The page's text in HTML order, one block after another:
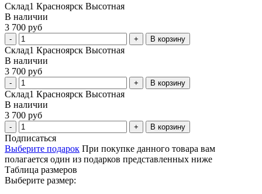
Склад1 Красноярск Высотная
В наличии
3 700 руб
В корзину
Склад1 Красноярск Высотная
В наличии
3 700 руб
В корзину
Склад1 Красноярск Высотная
В наличии
3 700 руб
В корзину
Подписаться
Выберите подарок При покупке данного товара вам
полагается один из подарков представленных ниже
Таблица размеров
Выберите размер: